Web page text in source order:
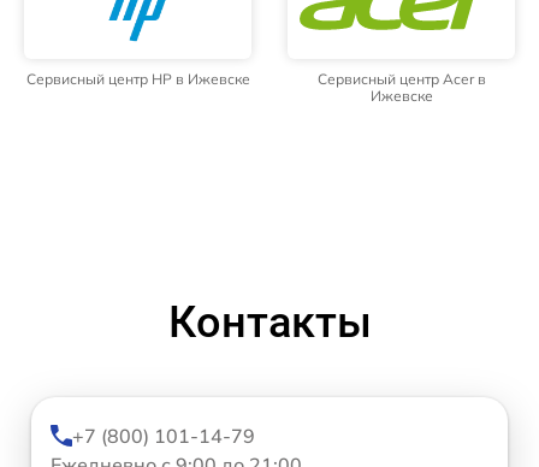
Сервисный центр HP в Ижевске
Сервисный центр Acer в
Ижевске
Контакты
+7 (800) 101-14-79